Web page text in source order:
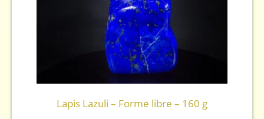
Lapis Lazuli – Forme libre – 160 g